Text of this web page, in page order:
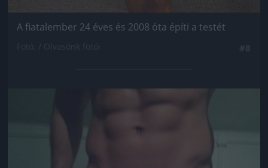
A fiatalember 24 éves és 2008 óta építi a testét
Jön még kép!